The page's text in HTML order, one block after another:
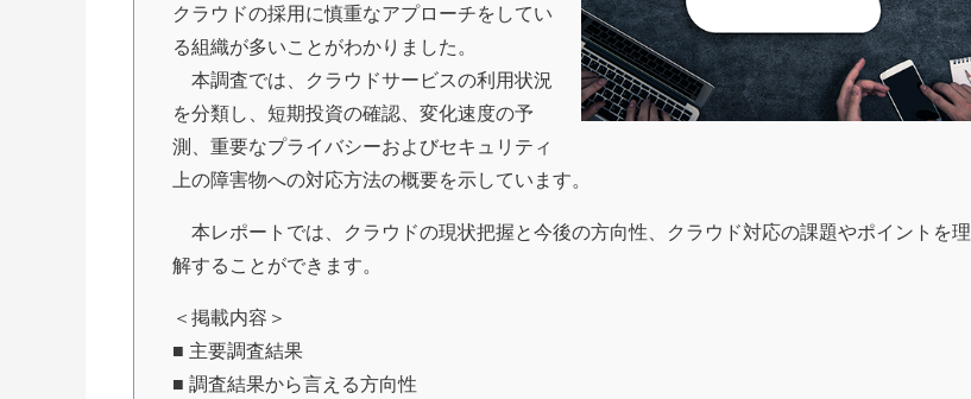
クラウドの採用に慎重なアプローチをしてい
る組織が多いことがわかりました。
本調査では、クラウドサービスの利用状況
を分類し、短期投資の確認、変化速度の予
測、重要なプライバシーおよびセキュリティ
上の障害物への対応方法の概要を示しています。
本レポートでは、クラウドの現状把握と今後の方向性、クラウド対応の課題やポイントを理
解することができます。
＜掲載内容＞
■ 主要調査結果
■ 調査結果から言える方向性